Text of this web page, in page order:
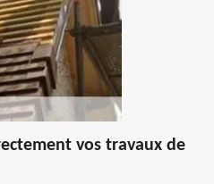
vos travaux de